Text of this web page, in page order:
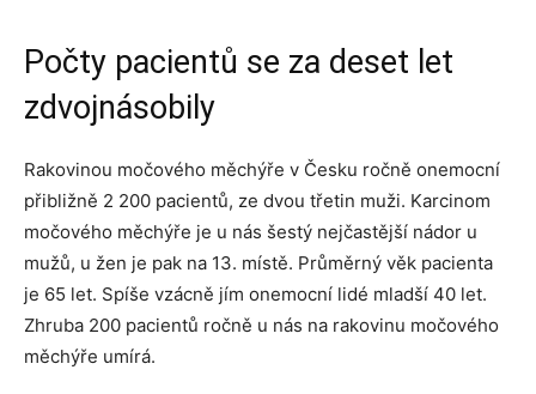
Počty pacientů se za deset let
zdvojnásobily
Rakovinou močového měchýře v Česku ročně onemocní
přibližně 2 200 pacientů, ze dvou třetin muži. Karcinom
močového měchýře je u nás šestý nejčastější nádor u
mužů, u žen je pak na 13. místě. Průměrný věk pacienta
je 65 let. Spíše vzácně jím onemocní lidé mladší 40 let.
Zhruba 200 pacientů ročně u nás na rakovinu močového
měchýře umírá.